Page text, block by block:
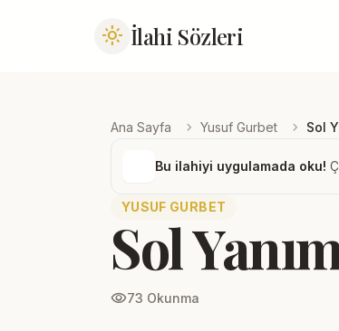
light_mode İlahi Sözleri
Ana Sayfa chevron_right Yusuf Gurbet chevron_right Sol
Bu ilahiyi uygulamada oku!
YUSUF GURBET
Sol
visibility73 Okunma